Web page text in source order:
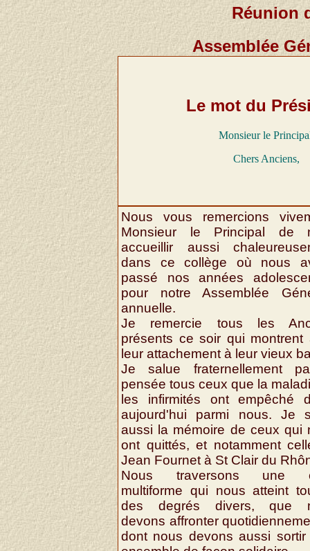
Réunion
Assemblée
Le mot du
Monsieur le
Chers Anciens,
Nous vous remercions
Monsieur le Principal de
accueillir aussi
dans ce collège où nous
passé nos années
pour notre Assemblée
annuelle.
Je remercie tous les
présents ce soir qui montrent
leur attachement à leur vieux
Je salue fraternellement
pensée tous ceux que la
les infirmités ont empêché
aujourd'hui parmi nous. Je
aussi la mémoire de ceux qui
ont quittés, et notamment
Jean Fournet à St Clair du
Nous traversons une
multiforme qui nous atteint
des degrés divers, que
devons affronter
dont nous devons aussi sortir